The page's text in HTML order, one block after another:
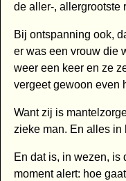
de aller-, allergrootste
Bij ontspanning ook,
er was een vrouw die
weer een keer en ze
vergeet gewoon even
Want zij is
zieke man. En alles in
En dat is, in wezen, is
moment alert: hoe